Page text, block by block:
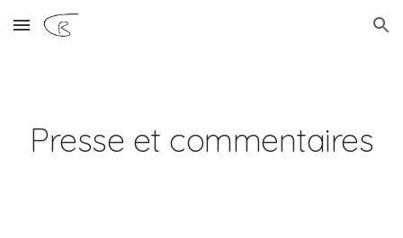
Skip to main content Skip to navigation
Presse et commentaires